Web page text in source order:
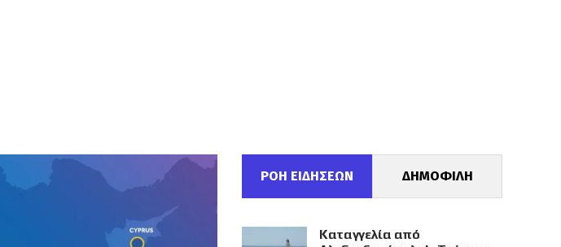
ΡΟΗ ΕΙΔΗΣΕΩΝ ΔΗΜΟΦΙΛΗ
Καταγγελία από